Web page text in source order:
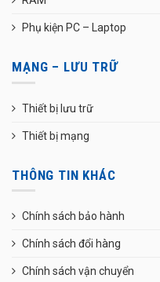
Phụ kiện PC – Laptop
MẠNG – LƯU TRỮ
Thiết bị lưu trữ
Thiết bị mạng
THÔNG TIN KHÁC
Chính sách bảo hành
Chính sách đổi hàng
Chính sách vận chuyển